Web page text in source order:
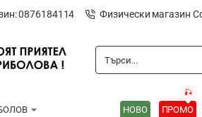
0876184114 Физически магазин
Търси...
НОВО ПРОМО
🎣